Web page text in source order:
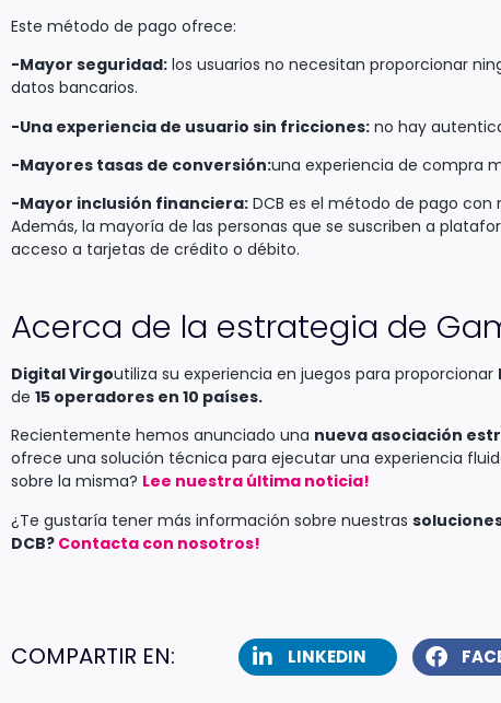
Este método de pago ofrece:
-Mayor seguridad: los usuarios no necesitan proporcionar
datos bancarios.
-Una experiencia de usuario sin fricciones: no hay
-Mayores tasas de conversión:una experiencia de compra
-Mayor inclusión financiera: DCB es el método de pago
Además, la mayoría de las personas que se suscriben a
acceso a tarjetas de crédito o débito.
Acerca de la estrategia de
Digital Virgoutiliza su experiencia en juegos para proporcionar
de 15 operadores en 10 países.
Recientemente hemos anunciado una nueva asociación
ofrece una solución técnica para ejecutar una experiencia
sobre la misma? Lee nuestra última noticia!
¿Te gustaría tener más información sobre nuestras
DCB? Contacta con nosotros!
COMPARTIR EN: LINKEDIN